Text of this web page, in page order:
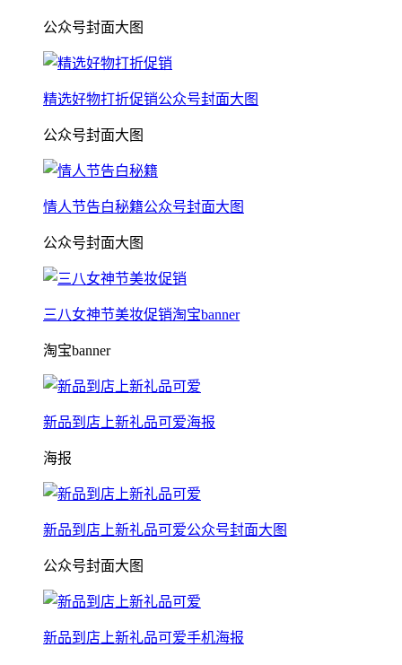
公众号封面大图
精选好物打折促销公众号封面大图
公众号封面大图
情人节告白秘籍公众号封面大图
公众号封面大图
三八女神节美妆促销淘宝banner
淘宝banner
新品到店上新礼品可爱海报
海报
新品到店上新礼品可爱公众号封面大图
公众号封面大图
新品到店上新礼品可爱手机海报